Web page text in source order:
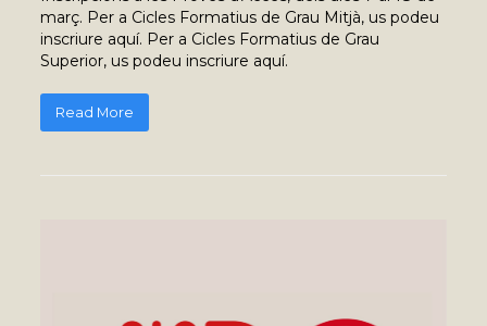
març. Per a Cicles Formatius de Grau Mitjà, us podeu
inscriure aquí. Per a Cicles Formatius de Grau
Superior, us podeu inscriure aquí.
Read More